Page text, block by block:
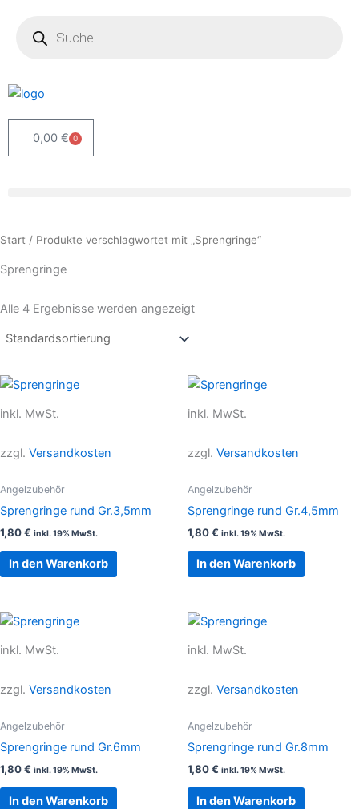
springen
0,00 € 0
Warenkorb
Start / Produkte verschlagwortet mit „Sprengringe“
Sprengringe
Alle 4 Ergebnisse werden angezeigt
inkl. MwSt.
zzgl. Versandkosten
Angelzubehör
Sprengringe rund Gr.3,5mm
1,80€ inkl. 19% MwSt.
In den Warenkorb
inkl. MwSt.
zzgl. Versandkosten
Angelzubehör
Sprengringe rund Gr.4,5mm
1,80€ inkl. 19% MwSt.
In den Warenkorb
inkl. MwSt.
zzgl. Versandkosten
Angelzubehör
Sprengringe rund Gr.6mm
1,80€ inkl. 19% MwSt.
In den Warenkorb
inkl. MwSt.
zzgl. Versandkosten
Angelzubehör
Sprengringe rund Gr.8mm
1,80€ inkl. 19% MwSt.
In den Warenkorb